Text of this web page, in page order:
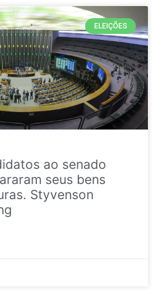
ELEIÇÕES
ao senado
seus bens
Styvenson